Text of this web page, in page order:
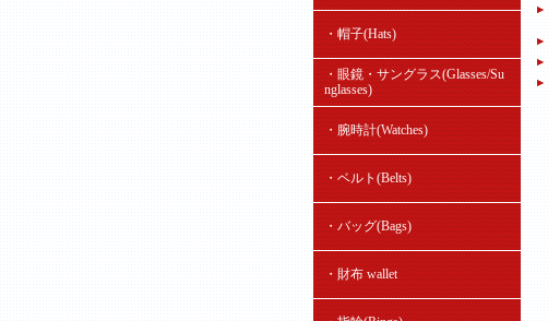
・帽子(Hats)
・眼鏡・サングラス(Glasses/Su
nglasses)
・腕時計(Watches)
・ベルト(Belts)
・バッグ(Bags)
・財布 wallet